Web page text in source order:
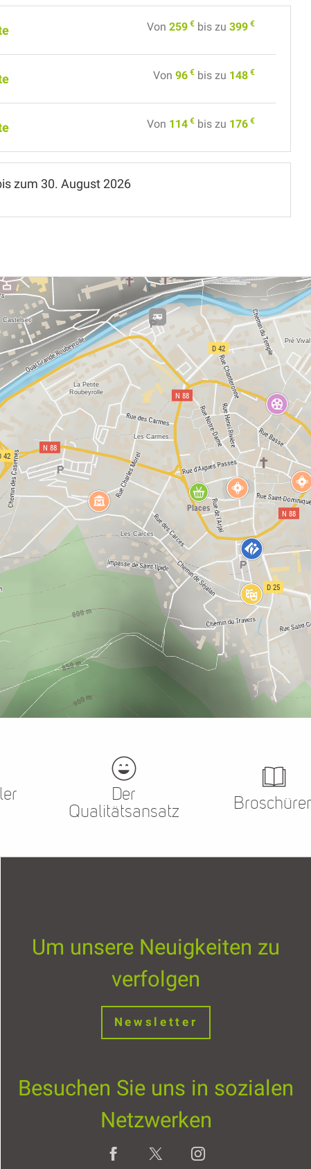
Von259 € bis zu399 €
Von96 € bis zu 148 €
Von 114 € bis zu 176 €
zum 30. August 2026
Der
Qualitätsansatz
Um unsere Neuigkeiten zu
verfolgen
Newsletter
Besuchen Sie uns in sozialen
Netzwerken